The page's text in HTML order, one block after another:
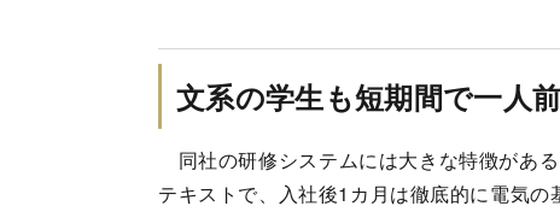
文系の学生も短期間で一人
同社の研修システムには大きな特徴があ
テキストで、入社後1カ月は徹底的に電気